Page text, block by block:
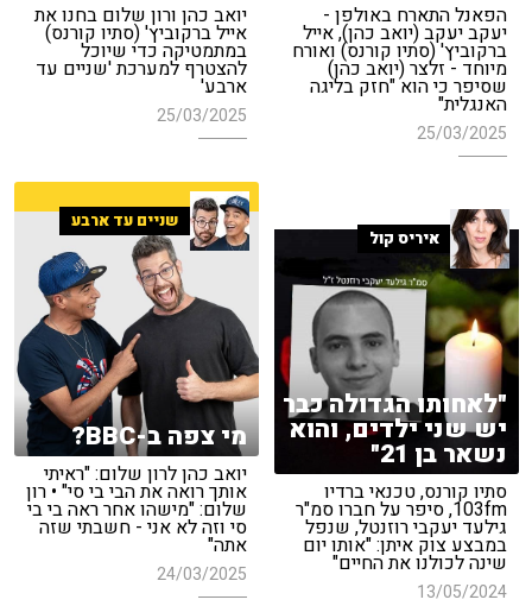
הפאנל התארח באולפן -
יעקב יעקב (יואב כהן), אייל
ברקוביץ' (סתיו קורנס) ואורח
מיוחד - זלצר (יואב כהן)
שסיפר כי הוא "חזק בליגה
האנגלית"
25/03/2025
יואב כהן ורון שלום בחנו את
אייל ברקוביץ' (סתיו קורנס)
במתמטיקה כדי שיוכל
להצטרף למערכת 'שניים עד
ארבע'
25/03/2025
שניים עד ארבע
מי צפה ב-BBC?
יואב כהן לרון שלום: "ראיתי
אותך רואה את הבי בי סי" • רון
שלום: "מישהו אחר ראה בי בי
סי וזה לא אני - חשבתי שזה
אתה"
24/03/2025
איריס קול
"לאחותו הגדולה כבר
יש שני ילדים, והוא
נשאר בן 21"
סתיו קורנס, טכנאי ברדיו
103fm, סיפר על חברו סמ"ר
גילעד יעקבי רוזנטל, שנפל
במבצע צוק איתן: "אותו יום
שינה לכולנו את החיים"
13/05/2024